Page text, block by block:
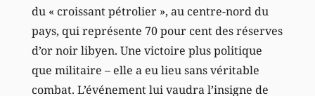
du « croissant pétrolier », au centre-nord du
pays, qui représente 70 pour cent des réserves
d’or noir libyen. Une victoire plus politique
que militaire – elle a eu lieu sans véritable
combat. L’événement lui vaudra l’insigne de